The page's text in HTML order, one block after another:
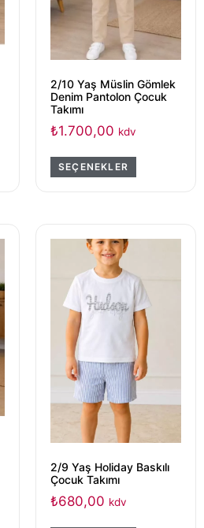
2/10 Yaş Müslin Gömlek
Denim Pantolon Çocuk
Takımı
₺1.700,00 kdv
SEÇENEKLER
2/9 Yaş Holiday Baskılı
Çocuk Takımı
₺680,00 kdv